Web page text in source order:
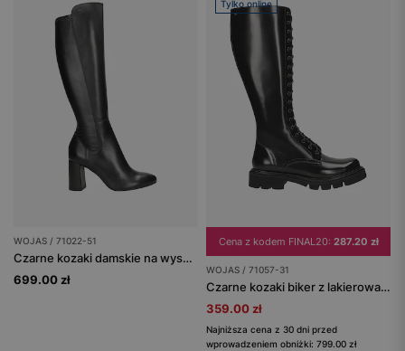
WOJAS / 71022-51
Czarne kozaki damskie na wysokim słupku
699.00 zł
Tylko online
Cena z kodem FINAL20: 287.20 zł
WOJAS / 71057-31
Czarne kozaki biker z lakierowanej skóry florentic
359.00 zł
Najniższa cena z 30 dni przed
wprowadzeniem obniżki: 799.00 zł